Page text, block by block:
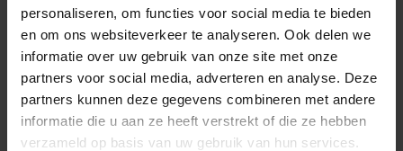
personaliseren, om functies voor social media te bieden
en om ons websiteverkeer te analyseren. Ook delen we
informatie over uw gebruik van onze site met onze
partners voor social media, adverteren en analyse. Deze
partners kunnen deze gegevens combineren met andere
informatie die u aan ze heeft verstrekt of die ze hebben
verzameld op basis van uw gebruik van hun services.